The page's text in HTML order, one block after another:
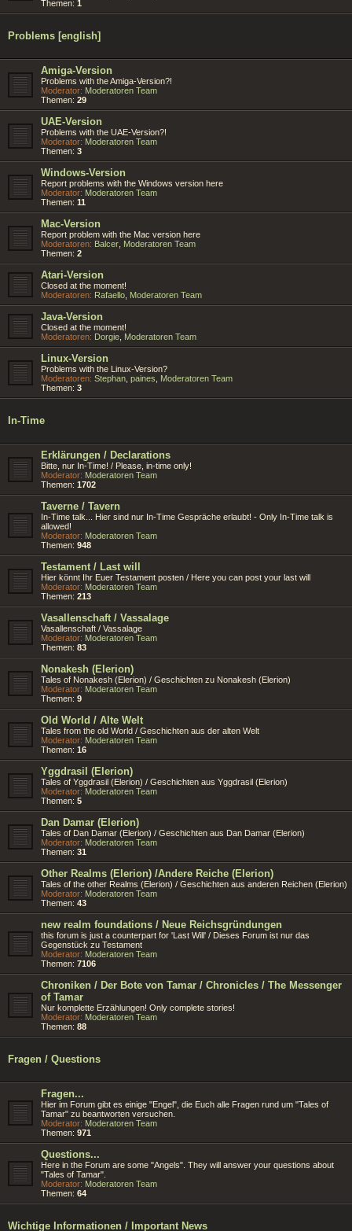
Themen: 1
Problems [english]
Amiga-Version
Problems with the Amiga-Version?!
Moderator: Moderatoren Team
Themen: 29
UAE-Version
Problems with the UAE-Version?!
Moderator: Moderatoren Team
Themen: 3
Windows-Version
Report problems with the Windows version here
Moderator: Moderatoren Team
Themen: 11
Mac-Version
Report problem with the Mac version here
Moderatoren: Balcer Moderatoren Team
Themen: 2
Atari-Version
Closed at the moment!
Moderatoren: Rafaello Moderatoren Team
Java-Version
Closed at the moment!
Moderatoren: Dorgie Moderatoren Team
Linux-Version
Problems with the Linux-Version?
Moderatoren: Stephan paines
Moderatoren Team
Themen: 3
In-Time
Erklärungen / Declarations
Bitte, nur In-Time! / Please, in-time only!
Moderator: Moderatoren Team
Themen: 1702
Taverne / Tavern
In-Time talk... Hier sind nur In-Time Gespräche erlaubt! - Only In-Time talk is
allowed!
Moderator: Moderatoren Team
Themen: 948
Testament / Last will
Hier könnt Ihr Euer Testament posten / Here you can post your last will
Moderator: Moderatoren Team
Themen: 213
Vasallenschaft / Vassalage
Vasallenschaft / Vassalage
Moderator: Moderatoren Team
Themen: 83
Nonakesh (Elerion)
Tales of Nonakesh (Elerion) / Geschichten zu Nonakesh (Elerion)
Moderator: Moderatoren Team
Themen: 9
Old World / Alte Welt
Tales from the old World / Geschichten aus der alten Welt
Moderator: Moderatoren Team
Themen: 16
Yggdrasil (Elerion)
Tales of Yggdrasil (Elerion) / Geschichten aus Yggdrasil (Elerion)
Moderator: Moderatoren Team
Themen: 5
Dan Damar (Elerion)
Tales of Dan Damar (Elerion) / Geschichten aus Dan Damar (Elerion)
Moderator: Moderatoren Team
Themen: 31
Other Realms (Elerion) /Andere Reiche (Elerion)
Tales of the other Realms (Elerion) / Geschichten aus anderen Reichen (Elerion)
Moderator: Moderatoren Team
Themen: 43
new realm foundations / Neue Reichsgründungen
this forum is just a counterpart for 'Last Will' / Dieses Forum ist nur das
Gegenstück zu Testament
Moderator: Moderatoren Team
Themen: 7106
Chroniken / Der Bote von Tamar / Chronicles / The Messenger
of Tamar
Nur komplette Erzählungen! Only complete stories!
Moderator: Moderatoren Team
Themen: 88
Fragen / Questions
Fragen...
Hier im Forum gibt es einige "Engel", die Euch alle Fragen rund um "Tales of
Tamar" zu beantworten versuchen.
Moderator: Moderatoren Team
Themen: 971
Questions...
Here in the Forum are some "Angels". They will answer your questions about
"Tales of Tamar".
Moderator: Moderatoren Team
Themen: 64
Wichtige Informationen / Important News